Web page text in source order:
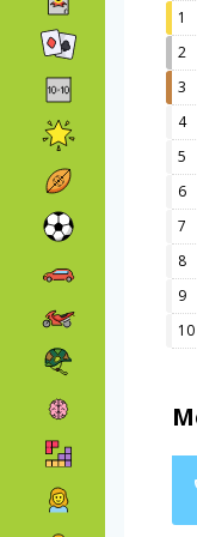
1
2
3
4
5
6
7
8
9
10